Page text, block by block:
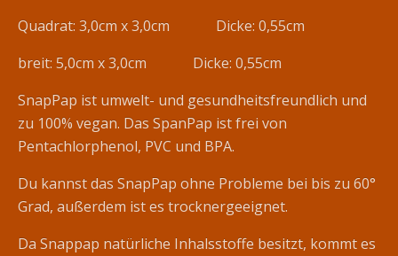
Quadrat: 3,0cm x 3,0cm Dicke: 0,55cm
breit: 5,0cm x 3,0cm Dicke: 0,55cm
SnapPap ist umwelt- und gesundheitsfreundlich und
zu 100% vegan. Das SpanPap ist frei von
Pentachlorphenol, PVC und BPA.
Du kannst das SnapPap ohne Probleme bei bis zu 60°
Grad, außerdem ist es trocknergeeignet.
Da Snappap natürliche Inhalsstoffe besitzt, kommt es